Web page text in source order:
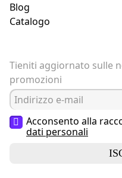
Blog
Catalogo
Tieniti aggiornato sulle
promozioni
Acconsento alla
dati personali